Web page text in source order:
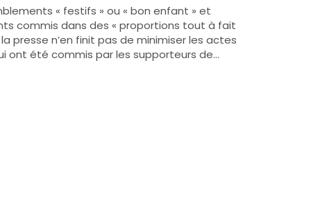
« festifs » ou « bon enfant » et
commis dans des « proportions tout à fait
presse n’en finit pas de minimiser les actes
ont été commis par les supporteurs de…